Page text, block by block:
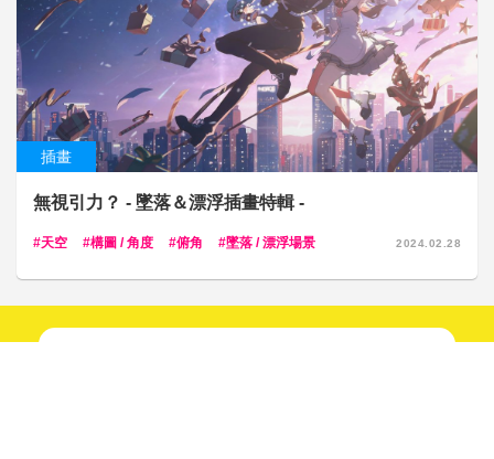
插畫
無視引力？ - 墜落＆漂浮插畫特輯 -
天空 構圖 / 角度 俯角 墜落 / 漂浮場景 2024.02.28